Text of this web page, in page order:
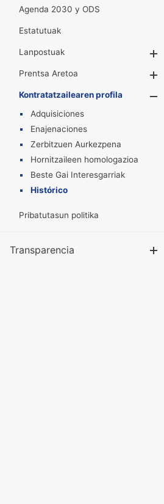
Agenda 2030 y ODS
Estatutuak
Lanpostuak
Prentsa Aretoa
Kontratatzailearen profila
Adquisiciones
Enajenaciones
Zerbitzuen Aurkezpena
Hornitzaileen homologazioa
Beste Gai Interesgarriak
Histórico
Pribatutasun politika
Transparencia